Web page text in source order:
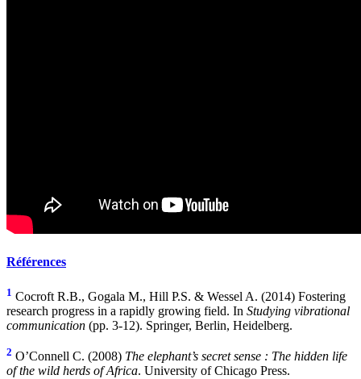
Références
1 Cocroft R.B., Gogala M., Hill P.S. & Wessel A. (2014) Fostering
research progress in a rapidly growing field. In Studying vibrational
communication (pp. 3-12). Springer, Berlin, Heidelberg.
2 O’Connell C. (2008) The elephant’s secret sense : The hidden life
of the wild herds of Africa. University of Chicago Press.